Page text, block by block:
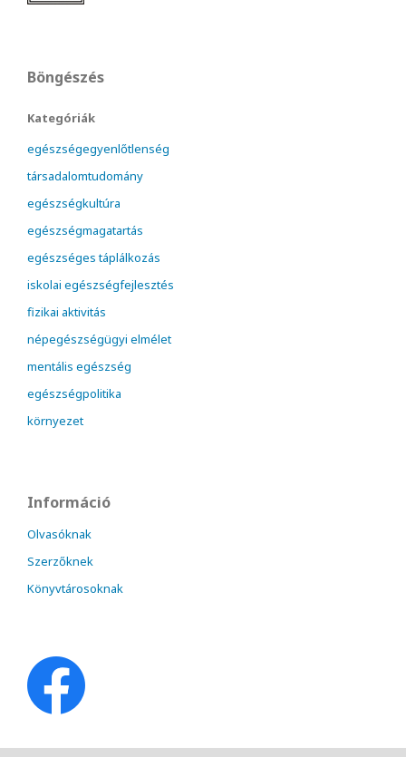
Böngészés
Kategóriák
egészségegyenlőtlenség
társadalomtudomány
egészségkultúra
egészségmagatartás
egészséges táplálkozás
iskolai egészségfejlesztés
fizikai aktivitás
népegészségügyi elmélet
mentális egészség
egészségpolitika
környezet
Információ
Olvasóknak
Szerzőknek
Könyvtárosoknak